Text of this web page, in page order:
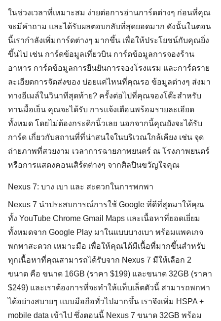
ในช่วงเวลาที่เหมาะสม ง่ายต่อการอ่านการ์ดต่างๆ ก่อนที่คุณ
จะมีคำถาม และได้รับผลตอบกลับที่สุดยอดมาก ดังนั้นในตอน
นี้เรากำลังเพิ่มการ์ดต่างๆ มากขึ้น เพื่อให้ประโยชน์กับคุณยิ่ง
ขึ้นไป เช่น การ์ดข้อมูลเที่ยวบิน การ์ดข้อมูลการจองร้าน
อาหาร การ์ดข้อมูลการยืนยันการจองโรงเเรม และการ์ดราย
ละเอียดการจัดส่งของ บ่อยแค่ไหนที่คุณรอ ข้อมูลต่างๆ ส่งมา
ทางอีเมล์ในวินาทีสุดท้าย? ครั้งต่อไปที่คุณจองโต๊ะสำหรับ
ทานมื้อเย็น คุณจะได้รับ การแจ้งเตือนพร้อมรายละเอียด
ทั้งหมด โดยไม่ต้องกระดิกนิ้วเลย นอกจากนี้คุณยังจะได้รับ
การ์ด เกี่ยวกับสถานที่ที่น่าสนใจในบริเวณใกล้เคียง เช่น จุด
ถ่ายภาพที่สวยงาม เวลาการฉายภาพยนตร์ ณ โรงภาพยนตร์
หรือการแสดงคอนเสิร์ตต่างๆ จากศิลปินขวัญใจคุณ
Nexus 7: บาง เบา และ สะดวกในการพกพา
Nexus 7 นำประสบการณ์การใช้ Google ที่ดีที่สุดมาให้คุณ
ทั้ง YouTube Chrome Gmail Maps และเนื้อหาที่ยอดเยี่ยม
ทั้งหมดจาก Google Play มาในแบบบางเบา พร้อมแพคเกจ
พกพาสะดวก เหมาะมือ เพื่อให้คุณได้มีเนื้อที่มากขึ้นสำหรับ
ทุกเนื้อหาที่คุณสามารถได้รับจาก Nexus 7 มีให้เลือก 2
ขนาด คือ ขนาด 16GB (ราคา $199) และขนาด 32GB (ราคา
$249) และเราต้องการที่จะทำให้แท็บเล็ตตัวนี้ สามารถพกพา
ได้อย่างสบายๆ แบบมือถือทั่วไปมากขึ้น เราจึงเพิ่ม HSPA +
mobile data เข้าไป ซึ่งตอนนี้ Nexus 7 ขนาด 32GB พร้อม